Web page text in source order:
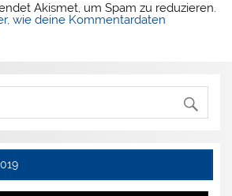
Akismet, um Spam zu reduzieren.
wie deine Kommentardaten